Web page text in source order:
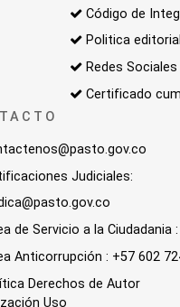
Código de
Politica editorial
Redes Sociales
Certificado
Judiciales:
de Servicio a la Ciudadania
Anticorrupción : +57 602
Derechos de Autor
Uso